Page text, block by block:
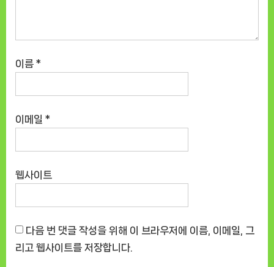
이름 *
이메일 *
웹사이트
다음 번 댓글 작성을 위해 이 브라우저에 이름, 이메일, 그
리고 웹사이트를 저장합니다.